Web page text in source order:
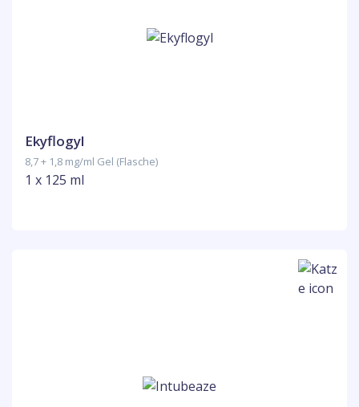
Ekyflogyl
8,7 + 1,8 mg/ml Gel (Flasche)
1 x 125 ml